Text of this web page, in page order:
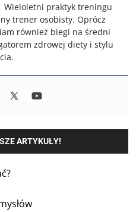
praktyk treningu
trener osobisty. Oprócz
również biegi na średni
zdrowej diety i stylu
ARTYKUŁY!